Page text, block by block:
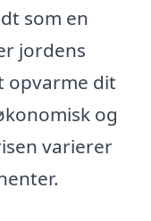
som en
jordens
opvarme dit
og
varierer